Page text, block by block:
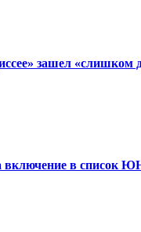
зашел «слишком
включение в список